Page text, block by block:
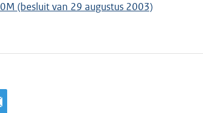
(besluit van 29 augustus 2003)